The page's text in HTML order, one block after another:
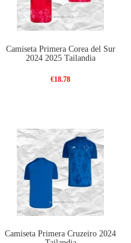
Camiseta Primera Corea del Sur
2024 2025 Tailandia
€18.78
Camiseta Primera Cruzeiro 2024